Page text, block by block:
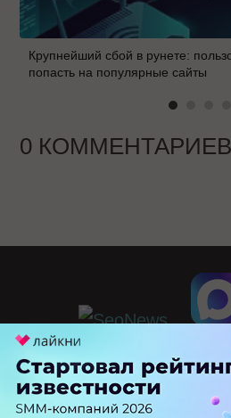
Крупнейший сбой в рунете:
попасть на популярные сайты
0 КОММЕНТАРИЕВ
ПЕРЕЙТИ НА
© SEOnews.ru Все